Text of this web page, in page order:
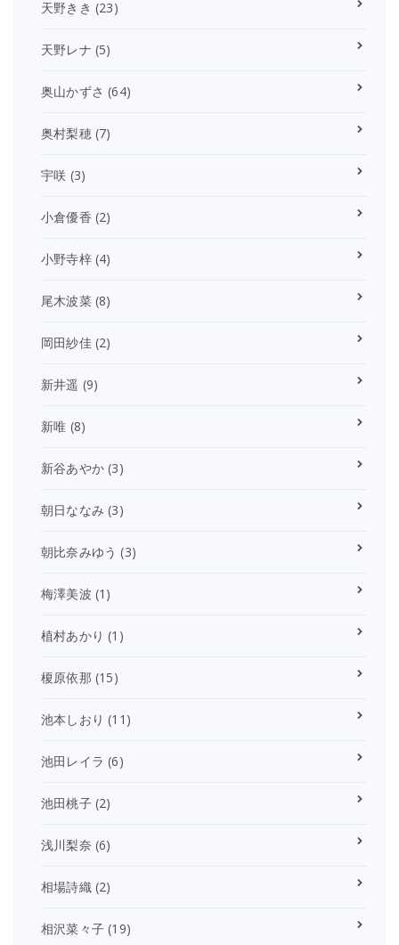
天野きき (23)
天野レナ (5)
奥山かずさ (64)
奥村梨穂(7)
宇咲 (3)
小倉優香 (2)
小野寺梓(4)
尾木波菜(8)
岡田紗佳(2)
新井遥 (9)
新唯 (8)
新谷あやか (3)
朝日ななみ (3)
朝比奈みゆう (3)
梅澤美波 (1)
植村あかり (1)
榎原依那 (15)
池本しおり (11)
池田レイラ (6)
池田桃子(2)
浅川梨奈 (6)
相場詩織(2)
相沢菜々子 (19)